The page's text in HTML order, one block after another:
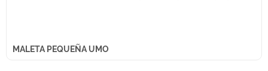
MALETA PEQUEÑA UMO